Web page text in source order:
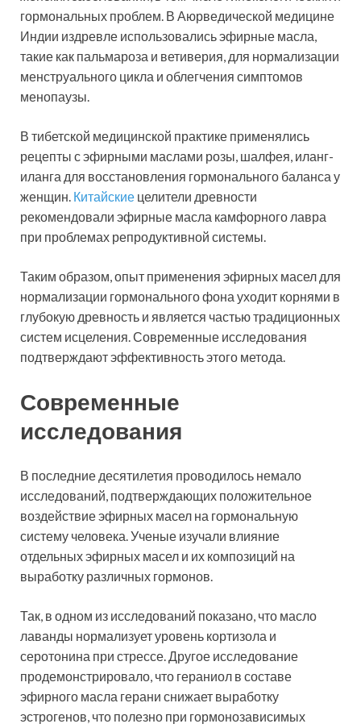
гормональных проблем. В Аюрведической медицине
Индии издревле использовались эфирные масла,
такие как пальмароза и ветиверия, для нормализации
менструального цикла и облегчения симптомов
менопаузы.
В тибетской медицинской практике применялись
рецепты с эфирными маслами розы, шалфея, иланг-
иланга для восстановления гормонального баланса у
женщин. Китайские целители древности
рекомендовали эфирные масла камфорного лавра
при проблемах репродуктивной системы.
Таким образом, опыт применения эфирных масел для
нормализации гормонального фона уходит корнями в
глубокую древность и является частью традиционных
систем исцеления. Современные исследования
подтверждают эффективность этого метода.
Современные
исследования
В последние десятилетия проводилось немало
исследований, подтверждающих положительное
воздействие эфирных масел на гормональную
систему человека. Ученые изучали влияние
отдельных эфирных масел и их композиций на
выработку различных гормонов.
Так, в одном из исследований показано, что масло
лаванды нормализует уровень кортизола и
серотонина при стрессе. Другое исследование
продемонстрировало, что гераниол в составе
эфирного масла герани снижает выработку
эстрогенов, что полезно при гормонозависимых